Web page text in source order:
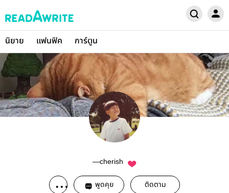
นิยาย แฟนฟิค การ์ตูน
—cherish
พูดคุย ติดตาม